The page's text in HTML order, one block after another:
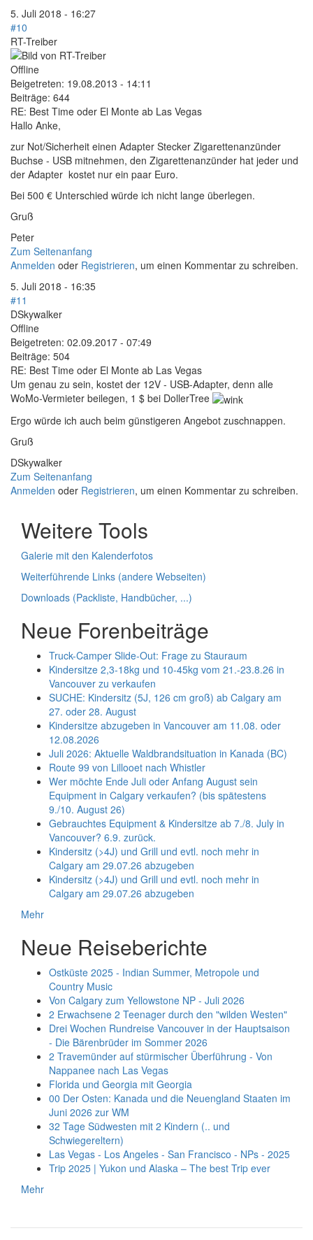
5. Juli 2018 - 16:27
#10
RT-Treiber
Offline
Beigetreten: 19.08.2013 - 14:11
Beiträge: 644
RE: Best Time oder El Monte ab Las Vegas
Hallo Anke,
zur Not/Sicherheit einen Adapter Stecker Zigarettenanzünder
Buchse - USB mitnehmen, den Zigarettenanzünder hat jeder und
der Adapter kostet nur ein paar Euro.
Bei 500 € Unterschied würde ich nicht lange überlegen.
Gruß
Peter
Zum Seitenanfang
Anmelden oder Registrieren, um einen Kommentar zu schreiben.
5. Juli 2018 - 16:35
#11
DSkywalker
Offline
Beigetreten: 02.09.2017 - 07:49
Beiträge: 504
RE: Best Time oder El Monte ab Las Vegas
Um genau zu sein, kostet der 12V - USB-Adapter, denn alle
WoMo-Vermieter beilegen, 1 $ bei DollerTree
Ergo würde ich auch beim günstigeren Angebot zuschnappen.
Gruß
DSkywalker
Zum Seitenanfang
Anmelden oder Registrieren, um einen Kommentar zu schreiben.
Weitere Tools
Galerie mit den Kalenderfotos
Weiterführende Links (andere Webseiten)
Downloads (Packliste, Handbücher, ...)
Neue Forenbeiträge
Truck-Camper Slide-Out: Frage zu Stauraum
Kindersitze 2,3-18kg und 10-45kg vom 21.-23.8.26 in
Vancouver zu verkaufen
SUCHE: Kindersitz (5J, 126 cm groß) ab Calgary am
27. oder 28. August
Kindersitze abzugeben in Vancouver am 11.08. oder
12.08.2026
Juli 2026: Aktuelle Waldbrandsituation in Kanada (BC)
Route 99 von Lillooet nach Whistler
Wer möchte Ende Juli oder Anfang August sein
Equipment in Calgary verkaufen? (bis spätestens
9./10. August 26)
Gebrauchtes Equipment & Kindersitze ab 7./8. July in
Vancouver? 6.9. zurück.
Kindersitz (>4J) und Grill und evtl. noch mehr in
Calgary am 29.07.26 abzugeben
Kindersitz (>4J) und Grill und evtl. noch mehr in
Calgary am 29.07.26 abzugeben
Mehr
Neue Reiseberichte
Ostküste 2025 - Indian Summer, Metropole und
Country Music
Von Calgary zum Yellowstone NP - Juli 2026
2 Erwachsene 2 Teenager durch den "wilden Westen"
Drei Wochen Rundreise Vancouver in der Hauptsaison
- Die Bärenbrüder im Sommer 2026
2 Travemünder auf stürmischer Überführung - Von
Nappanee nach Las Vegas
Florida und Georgia mit Georgia
00 Der Osten: Kanada und die Neuengland Staaten im
Juni 2026 zur WM
32 Tage Südwesten mit 2 Kindern (.. und
Schwiegereltern)
Las Vegas - Los Angeles - San Francisco - NPs - 2025
Trip 2025 | Yukon und Alaska – The best Trip ever
Mehr